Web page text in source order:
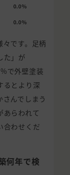
0.0%
0.0%
です。足柄
た」が
で外壁塗装
るとより深
んでしまう
あらわれて
合わせくだ
何年で検